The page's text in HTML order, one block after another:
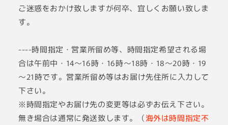
ご迷惑をおかけ致しますが何卒、宜しくお願い致しま
す。
----時間指定・営業所留め等、時間指定希望される場
合は午前中・14～16時・16時～18時・18～20時・19
～21時です。営業所留め等はお届け先住所に入力して
下さい。
※時間指定やお届け先の変更等は必ずお伝え下さい。
無き場合は通常に発送致します。（海外は時間指定不